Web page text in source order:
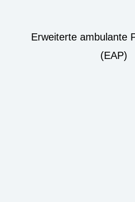
Erweiterte ambulante
(EAP)